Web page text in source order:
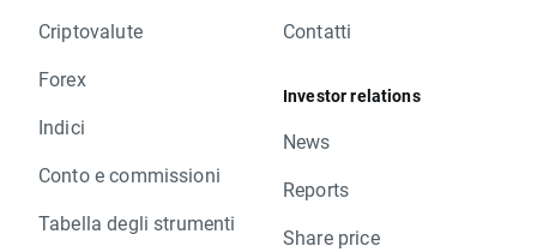
Criptovalute
Forex
Indici
Conto e commissioni
Tabella degli strumenti
Contatti
Investor relations
News
Reports
Share price